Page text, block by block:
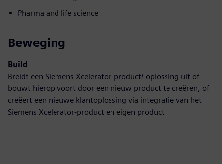
Pharma and life science
Beweging
Build
Breidt een Siemens Xcelerator-product/-oplossing uit of
bouwt hierop voort door een nieuw product te creëren, of
creëert een nieuwe klantoplossing via integratie van het
Siemens Xcelerator-product en eigen product